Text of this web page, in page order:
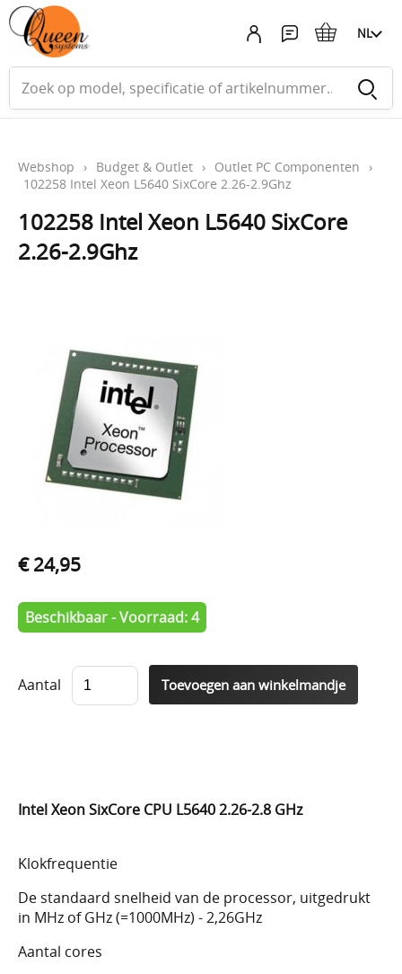
NL
Webshop › Budget & Outlet › Outlet PC Componenten
›
102258 Intel Xeon L5640 SixCore 2.26-2.9Ghz
102258 Intel Xeon L5640 SixCore
2.26-2.9Ghz
€ 24,95
Beschikbaar - Voorraad: 4
Aantal
Intel Xeon SixCore CPU L5640 2.26-2.8 GHz
Klokfrequentie
De standaard snelheid van de processor, uitgedrukt
in MHz of GHz (=1000MHz) - 2,26GHz
Aantal cores